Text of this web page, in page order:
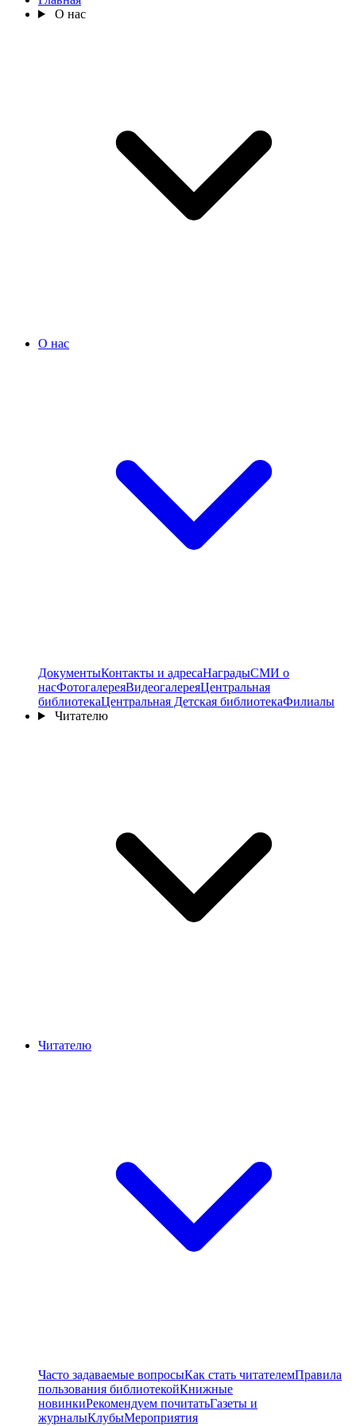
О нас
О нас
ДокументыКонтакты и адресаНаградыСМИ о
насФотогалереяВидеогалереяЦентральная
библиотекаЦентральная Детская библиотекаФилиалы
Читателю
Читателю
Часто задаваемые вопросыКак стать читателемПравила
пользования библиотекойКнижные
новинкиРекомендуем почитатьГазеты и
журналыКлубыМероприятия